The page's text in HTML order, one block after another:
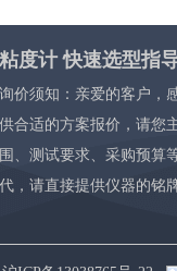
粘度计 快速选型指
询价须知：亲爱的客户，
供合适的方案报价，请您
围、测试要求、采购预算
代，请直接提供仪器的铭